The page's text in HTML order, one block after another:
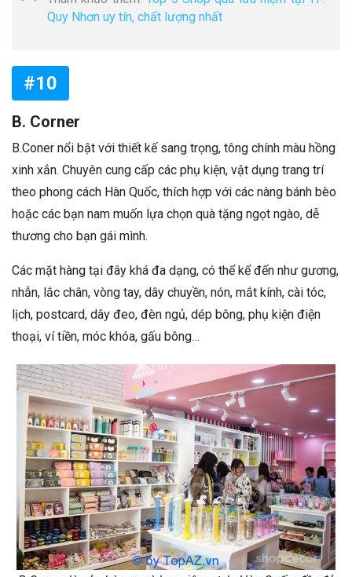
Quy Nhơn uy tín, chất lượng nhất
#10
B. Corner
B.Coner nổi bật với thiết kế sang trọng, tông chính màu hồng
xinh xắn. Chuyên cung cấp các phụ kiện, vật dụng trang trí
theo phong cách Hàn Quốc, thích hợp với các nàng bánh bèo
hoặc các bạn nam muốn lựa chọn quà tặng ngọt ngào, dễ
thương cho bạn gái mình.
Các mặt hàng tại đây khá đa dạng, có thể kể đến như gương,
nhẫn, lắc chân, vòng tay, dây chuyền, nón, mắt kính, cài tóc,
lịch, postcard, dây đeo, đèn ngủ, dép bông, phụ kiện điện
thoại, ví tiền, móc khóa, gấu bông…